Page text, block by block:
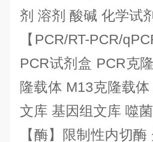
剂 溶剂 酸碱 化学试
【PCR/RT-PCR/
PCR试剂盒 PCR克
隆载体 M13克隆载
文库 基因组文库 噬
【酶】限制性内切